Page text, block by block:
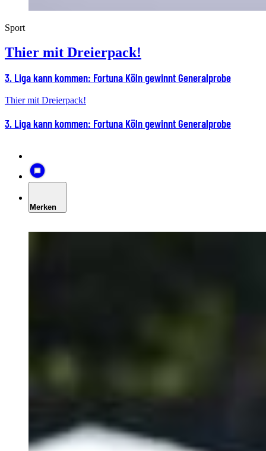
Sport
Thier mit Dreierpack!
3. Liga kann kommen: Fortuna Köln gewinnt Generalprobe
Thier mit Dreierpack!
3. Liga kann kommen: Fortuna Köln gewinnt Generalprobe
Merken